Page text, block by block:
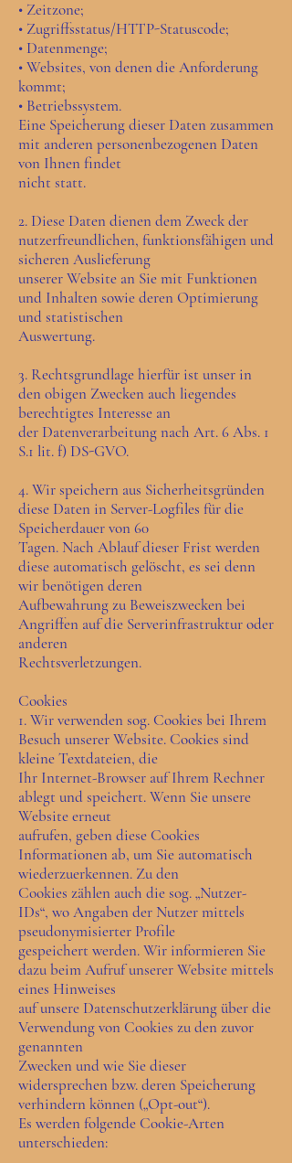
• Zeitzone;
• Zugriffsstatus/HTTP-Statuscode;
• Datenmenge;
• Websites, von denen die Anforderung
kommt;
• Betriebssystem.
Eine Speicherung dieser Daten zusammen
mit anderen personenbezogenen Daten
von Ihnen findet
nicht statt.
2. Diese Daten dienen dem Zweck der
nutzerfreundlichen, funktionsfähigen und
sicheren Auslieferung
unserer Website an Sie mit Funktionen
und Inhalten sowie deren Optimierung
und statistischen
Auswertung.
3. Rechtsgrundlage hierfür ist unser in
den obigen Zwecken auch liegendes
berechtigtes Interesse an
der Datenverarbeitung nach Art. 6 Abs. 1
S.1 lit. f) DS-GVO.
4. Wir speichern aus Sicherheitsgründen
diese Daten in Server-Logfiles für die
Speicherdauer von 60
Tagen. Nach Ablauf dieser Frist werden
diese automatisch gelöscht, es sei denn
wir benötigen deren
Aufbewahrung zu Beweiszwecken bei
Angriffen auf die Serverinfrastruktur oder
anderen
Rechtsverletzungen.
Cookies
1. Wir verwenden sog. Cookies bei Ihrem
Besuch unserer Website. Cookies sind
kleine Textdateien, die
Ihr Internet-Browser auf Ihrem Rechner
ablegt und speichert. Wenn Sie unsere
Website erneut
aufrufen, geben diese Cookies
Informationen ab, um Sie automatisch
wiederzuerkennen. Zu den
Cookies zählen auch die sog. „Nutzer-
IDs“, wo Angaben der Nutzer mittels
pseudonymisierter Profile
gespeichert werden. Wir informieren Sie
dazu beim Aufruf unserer Website mittels
eines Hinweises
auf unsere Datenschutzerklärung über die
Verwendung von Cookies zu den zuvor
genannten
Zwecken und wie Sie dieser
widersprechen bzw. deren Speicherung
verhindern können („Opt-out“).
Es werden folgende Cookie-Arten
unterschieden: